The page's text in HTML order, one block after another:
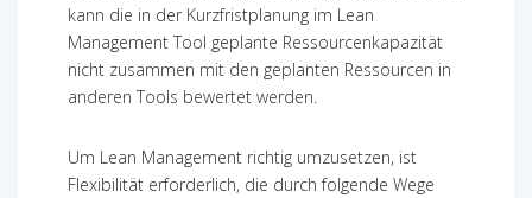
kann die in der Kurzfristplanung im Lean
Management Tool geplante Ressourcenkapazität
nicht zusammen mit den geplanten Ressourcen in
anderen Tools bewertet werden.
Um Lean Management richtig umzusetzen, ist
Flexibilität erforderlich, die durch folgende Wege